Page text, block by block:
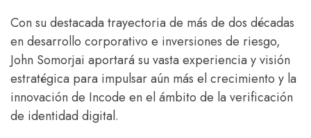
Con su destacada trayectoria de más de dos décadas
en desarrollo corporativo e inversiones de riesgo,
John Somorjai aportará su vasta experiencia y visión
estratégica para impulsar aún más el crecimiento y la
innovación de Incode en el ámbito de la verificación
de identidad digital.